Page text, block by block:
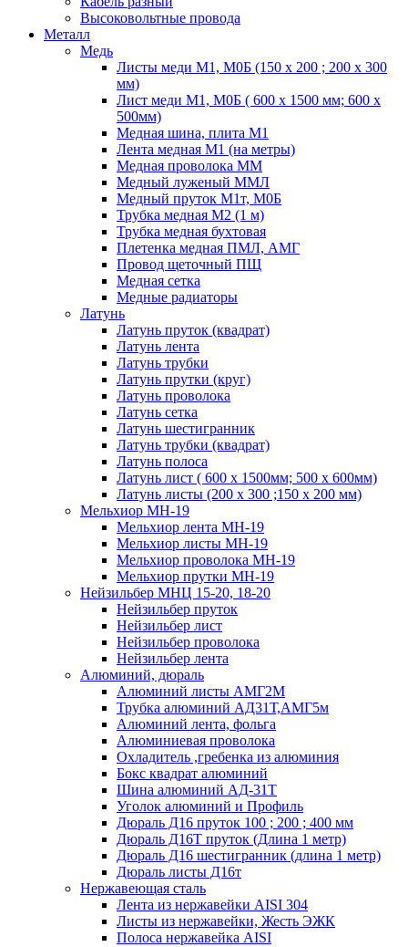
Высоковольтные провода
Металл
Медь
Листы меди М1, М0Б (150 х 200 ; 200 х 300
мм)
Лист меди М1, М0Б ( 600 х 1500 мм; 600 х
500мм)
Медная шина, плита М1
Лента медная М1 (на метры)
Медная проволока ММ
Медный луженый ММЛ
Медный пруток М1т, М0Б
Трубка медная М2 (1 м)
Трубка медная бухтовая
Плетенка медная ПМЛ, АМГ
Провод щеточный ПЩ
Медная сетка
Медные радиаторы
Латунь
Латунь пруток (квадрат)
Латунь лента
Латунь трубки
Латунь прутки (круг)
Латунь проволока
Латунь сетка
Латунь шестигранник
Латунь трубки (квадрат)
Латунь полоса
Латунь лист ( 600 х 1500мм; 500 х 600мм)
Латунь листы (200 х 300 ;150 х 200 мм)
Мельхиор МН-19
Мельхиор лента МН-19
Мельхиор листы МН-19
Мельхиор проволока МН-19
Мельхиор прутки МН-19
Нейзильбер МНЦ 15-20, 18-20
Нейзильбер пруток
Нейзильбер лист
Нейзильбер проволока
Нейзильбер лента
Алюминий, дюраль
Алюминий листы АМГ2М
Трубка алюминий АД31Т,АМГ5м
Алюминий лента, фольга
Алюминиевая проволока
Охладитель ,гребенка из алюминия
Бокс квадрат алюминий
Шина алюминий АД-31Т
Уголок алюминий и Профиль
Дюраль Д16 пруток 100 ; 200 ; 400 мм
Дюраль Д16Т пруток (Длина 1 метр)
Дюраль Д16 шестигранник (длина 1 метр)
Дюраль листы Д16т
Нержавеющая сталь
Лента из нержавейки AISI 304
Листы из нержавейки, Жесть ЭЖК
Полоса нержавейка АISI